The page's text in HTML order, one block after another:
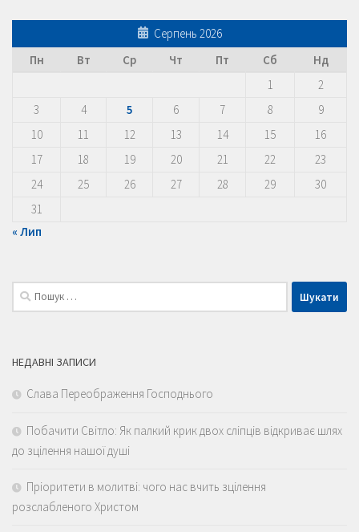
Серпень 2026
Пн
Вт Ср Чт Пт Сб
Нд
1
2
3
4 5 6 7 8
9
10
11 12 13 14 15
16
17
18 19 20 21 22
23
24
25 26 27 28 29
30
31
« Лип
Пошук:
НЕДАВНІ ЗАПИСИ
Слава Переображення Господнього
Побачити Світло: Як палкий крик двох сліпців відкриває шлях
до зцілення нашої душі
Пріоритети в молитві: чого нас вчить зцілення
розслабленого Христом